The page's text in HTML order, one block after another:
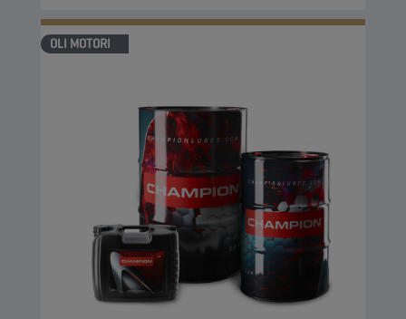
OLI MOTORI